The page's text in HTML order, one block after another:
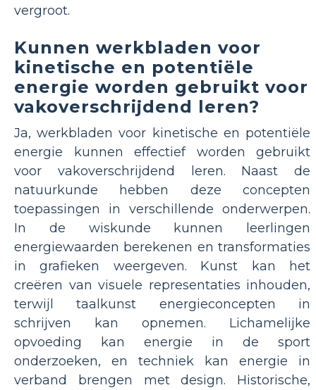
vergroot.
Kunnen werkbladen voor
kinetische en potentiële
energie worden gebruikt voor
vakoverschrijdend leren?
Ja, werkbladen voor kinetische en potentiële
energie kunnen effectief worden gebruikt
voor vakoverschrijdend leren. Naast de
natuurkunde hebben deze concepten
toepassingen in verschillende onderwerpen.
In de wiskunde kunnen leerlingen
energiewaarden berekenen en transformaties
in grafieken weergeven. Kunst kan het
creëren van visuele representaties inhouden,
terwijl taalkunst energieconcepten in
schrijven kan opnemen. Lichamelijke
opvoeding kan energie in de sport
onderzoeken, en techniek kan energie in
verband brengen met design. Historische,